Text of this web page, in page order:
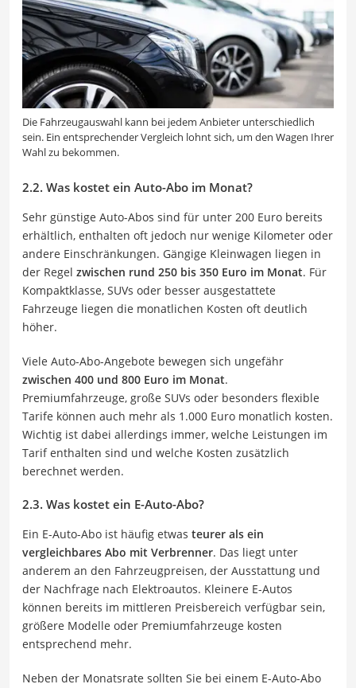
Die Fahrzeugauswahl kann bei jedem Anbieter unterschiedlich
sein. Ein entsprechender Vergleich lohnt sich, um den Wagen Ihrer
Wahl zu bekommen.
2.2. Was kostet ein Auto-Abo im Monat?
Sehr günstige Auto-Abos sind für unter 200 Euro bereits
erhältlich, enthalten oft jedoch nur wenige Kilometer oder
andere Einschränkungen. Gängige Kleinwagen liegen in
der Regel zwischen rund 250 bis 350 Euro im Monat. Für
Kompaktklasse, SUVs oder besser ausgestattete
Fahrzeuge liegen die monatlichen Kosten oft deutlich
höher.
Viele Auto-Abo-Angebote bewegen sich ungefähr
zwischen 400 und 800 Euro im Monat.
Premiumfahrzeuge, große SUVs oder besonders flexible
Tarife können auch mehr als 1.000 Euro monatlich kosten.
Wichtig ist dabei allerdings immer, welche Leistungen im
Tarif enthalten sind und welche Kosten zusätzlich
berechnet werden.
2.3. Was kostet ein E-Auto-Abo?
Ein E-Auto-Abo ist häufig etwas teurer als ein
vergleichbares Abo mit Verbrenner. Das liegt unter
anderem an den Fahrzeugpreisen, der Ausstattung und
der Nachfrage nach Elektroautos. Kleinere E-Autos
können bereits im mittleren Preisbereich verfügbar sein,
größere Modelle oder Premiumfahrzeuge kosten
entsprechend mehr.
Neben der Monatsrate sollten Sie bei einem E-Auto-Abo